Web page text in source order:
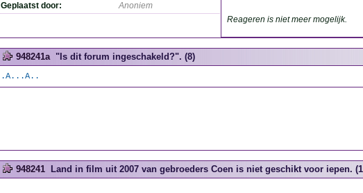
Geplaatst door: Anoniem
Reageren is niet meer mogelijk.
948241a "Is dit forum ingeschakeld?". (8)
.A...A..
948241 Land in film uit 2007 van gebroeders Coen is niet geschikt voor iepen.